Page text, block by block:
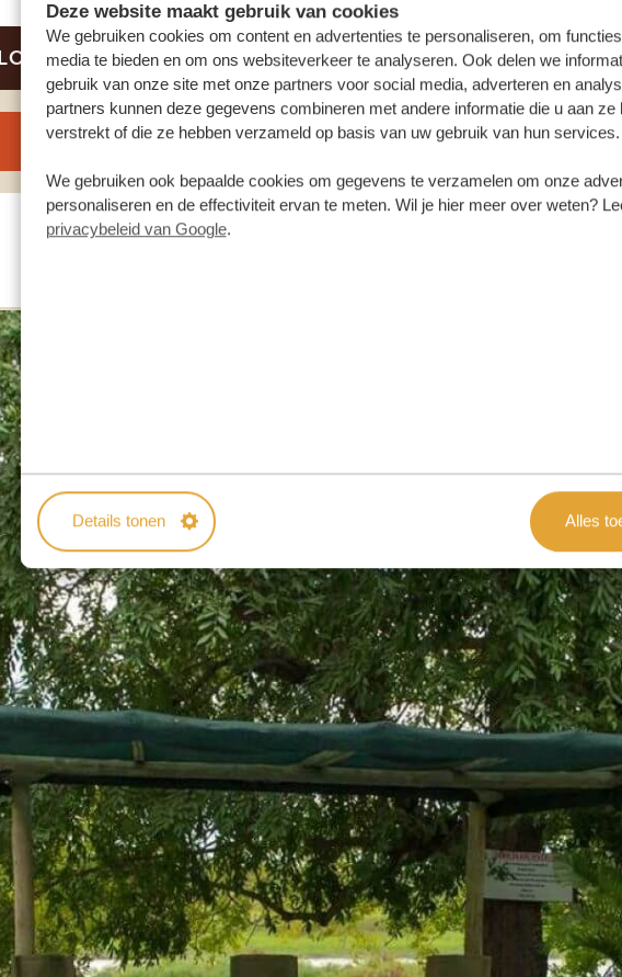
Deze website maakt gebruik van cookies
We gebruiken cookies om content en advertenties te personaliseren, om
media te bieden en om ons websiteverkeer te analyseren. Ook delen we
gebruik van onze site met onze partners voor social media, adverteren en
partners kunnen deze gegevens combineren met andere informatie die u aan ze
verstrekt of die ze hebben verzameld op basis van uw gebruik van hun services.
We gebruiken ook bepaalde cookies om gegevens te verzamelen om onze
personaliseren en de effectiviteit ervan te meten. Wil je hier meer over weten?
privacybeleid van Google.
Details tonen Alles
GOLD PLATINUM
GRAYS EDEN SANCTUARY
BEKIJK HOTEL